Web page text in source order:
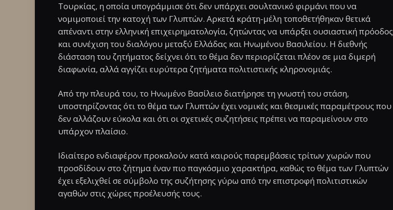
Τουρκίας, η οποία υπογράμμισε ότι δεν υπάρχει σουλτανικό φιρμάνι που να
νομιμοποιεί την κατοχή των Γλυπτών. Αρκετά κράτη-μέλη τοποθετήθηκαν θετικά
απέναντι στην ελληνική επιχειρηματολογία, ζητώντας να υπάρξει ουσιαστική πρόοδος
και συνέχιση του διαλόγου μεταξύ Ελλάδας και Ηνωμένου Βασιλείου. Η διεθνής
διάσταση του ζητήματος δείχνει ότι το θέμα δεν περιορίζεται πλέον σε μια διμερή
διαφωνία, αλλά αγγίζει ευρύτερα ζητήματα πολιτιστικής κληρονομιάς.
Από την πλευρά του, το Ηνωμένο Βασίλειο διατήρησε τη γνωστή του στάση,
υποστηρίζοντας ότι το θέμα των Γλυπτών έχει νομικές και θεσμικές παραμέτρους που
δεν αλλάζουν εύκολα και ότι οι σχετικές συζητήσεις πρέπει να παραμείνουν στο
υπάρχον πλαίσιο.
Ιδιαίτερο ενδιαφέρον προκαλούν κατά καιρούς παρεμβάσεις τρίτων χωρών που
προσδίδουν στο ζήτημα έναν πιο παγκόσμιο χαρακτήρα, καθώς το θέμα των Γλυπτών
έχει εξελιχθεί σε σύμβολο της συζήτησης γύρω από την επιστροφή πολιτιστικών
αγαθών στις χώρες προέλευσής τους.